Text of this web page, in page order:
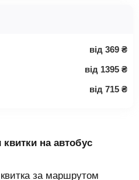
від 369 ₴
від 1395 ₴
від 715 ₴
квитки на автобус
за маршрутом